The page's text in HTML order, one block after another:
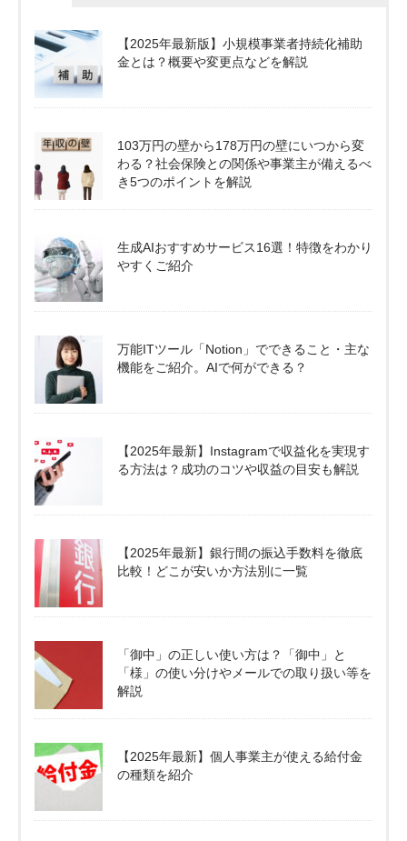
【2025年最新版】小規模事業者持続化補助
金とは？概要や変更点などを解説
103万円の壁から178万円の壁にいつから変
わる？社会保険との関係や事業主が備えるべ
き5つのポイントを解説
生成AIおすすめサービス16選！特徴をわかり
やすくご紹介
万能ITツール「Notion」でできること・主な
機能をご紹介。AIで何ができる？
【2025年最新】Instagramで収益化を実現す
る方法は？成功のコツや収益の目安も解説
【2025年最新】銀行間の振込手数料を徹底
比較！どこが安いか方法別に一覧
「御中」の正しい使い方は？「御中」と
「様」の使い分けやメールでの取り扱い等を
解説
【2025年最新】個人事業主が使える給付金
の種類を紹介